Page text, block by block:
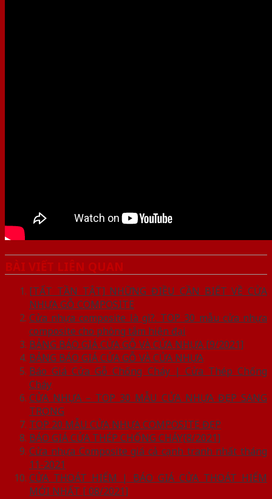
BÀI VIẾT LIÊN QUAN
[TẤT TẦN TẬT] NHỮNG ĐIỀU CẦN BIẾT VỀ CỬA
NHỰA GỖ COMPOSITE
Cửa nhựa composite là gì?. TOP 30 mẫu cửa nhựa
composite cho phòng tắm hiện đại
BẢNG BÁO GIÁ CỬA GỖ VÀ CỬA NHỰA [9/2021]
BẢNG BÁO GIÁ CỬA GỖ VÀ CỬA NHỰA
Báo Giá Cửa Gỗ Chống Cháy | Cửa Thép Chống
Cháy
CỬA NHỰA – TOP 30 MẪU CỬA NHỰA ĐẸP SANG
TRỌNG
TOP 20 MẪU CỬA NHỰA COMPOSITE ĐẸP
BÁO GIÁ CỬA THÉP CHỐNG CHÁY[8/2021]
Cửa nhựa Composite giá cả cạnh tranh nhất tháng
11-2021
CỬA THOÁT HIỂM | BÁO GIÁ CỬA THOÁT HIỂM
MỚI NHẤT [ 08/2021]